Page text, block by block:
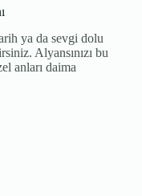
ya da sevgi dolu
Alyansınızı bu
anları daima